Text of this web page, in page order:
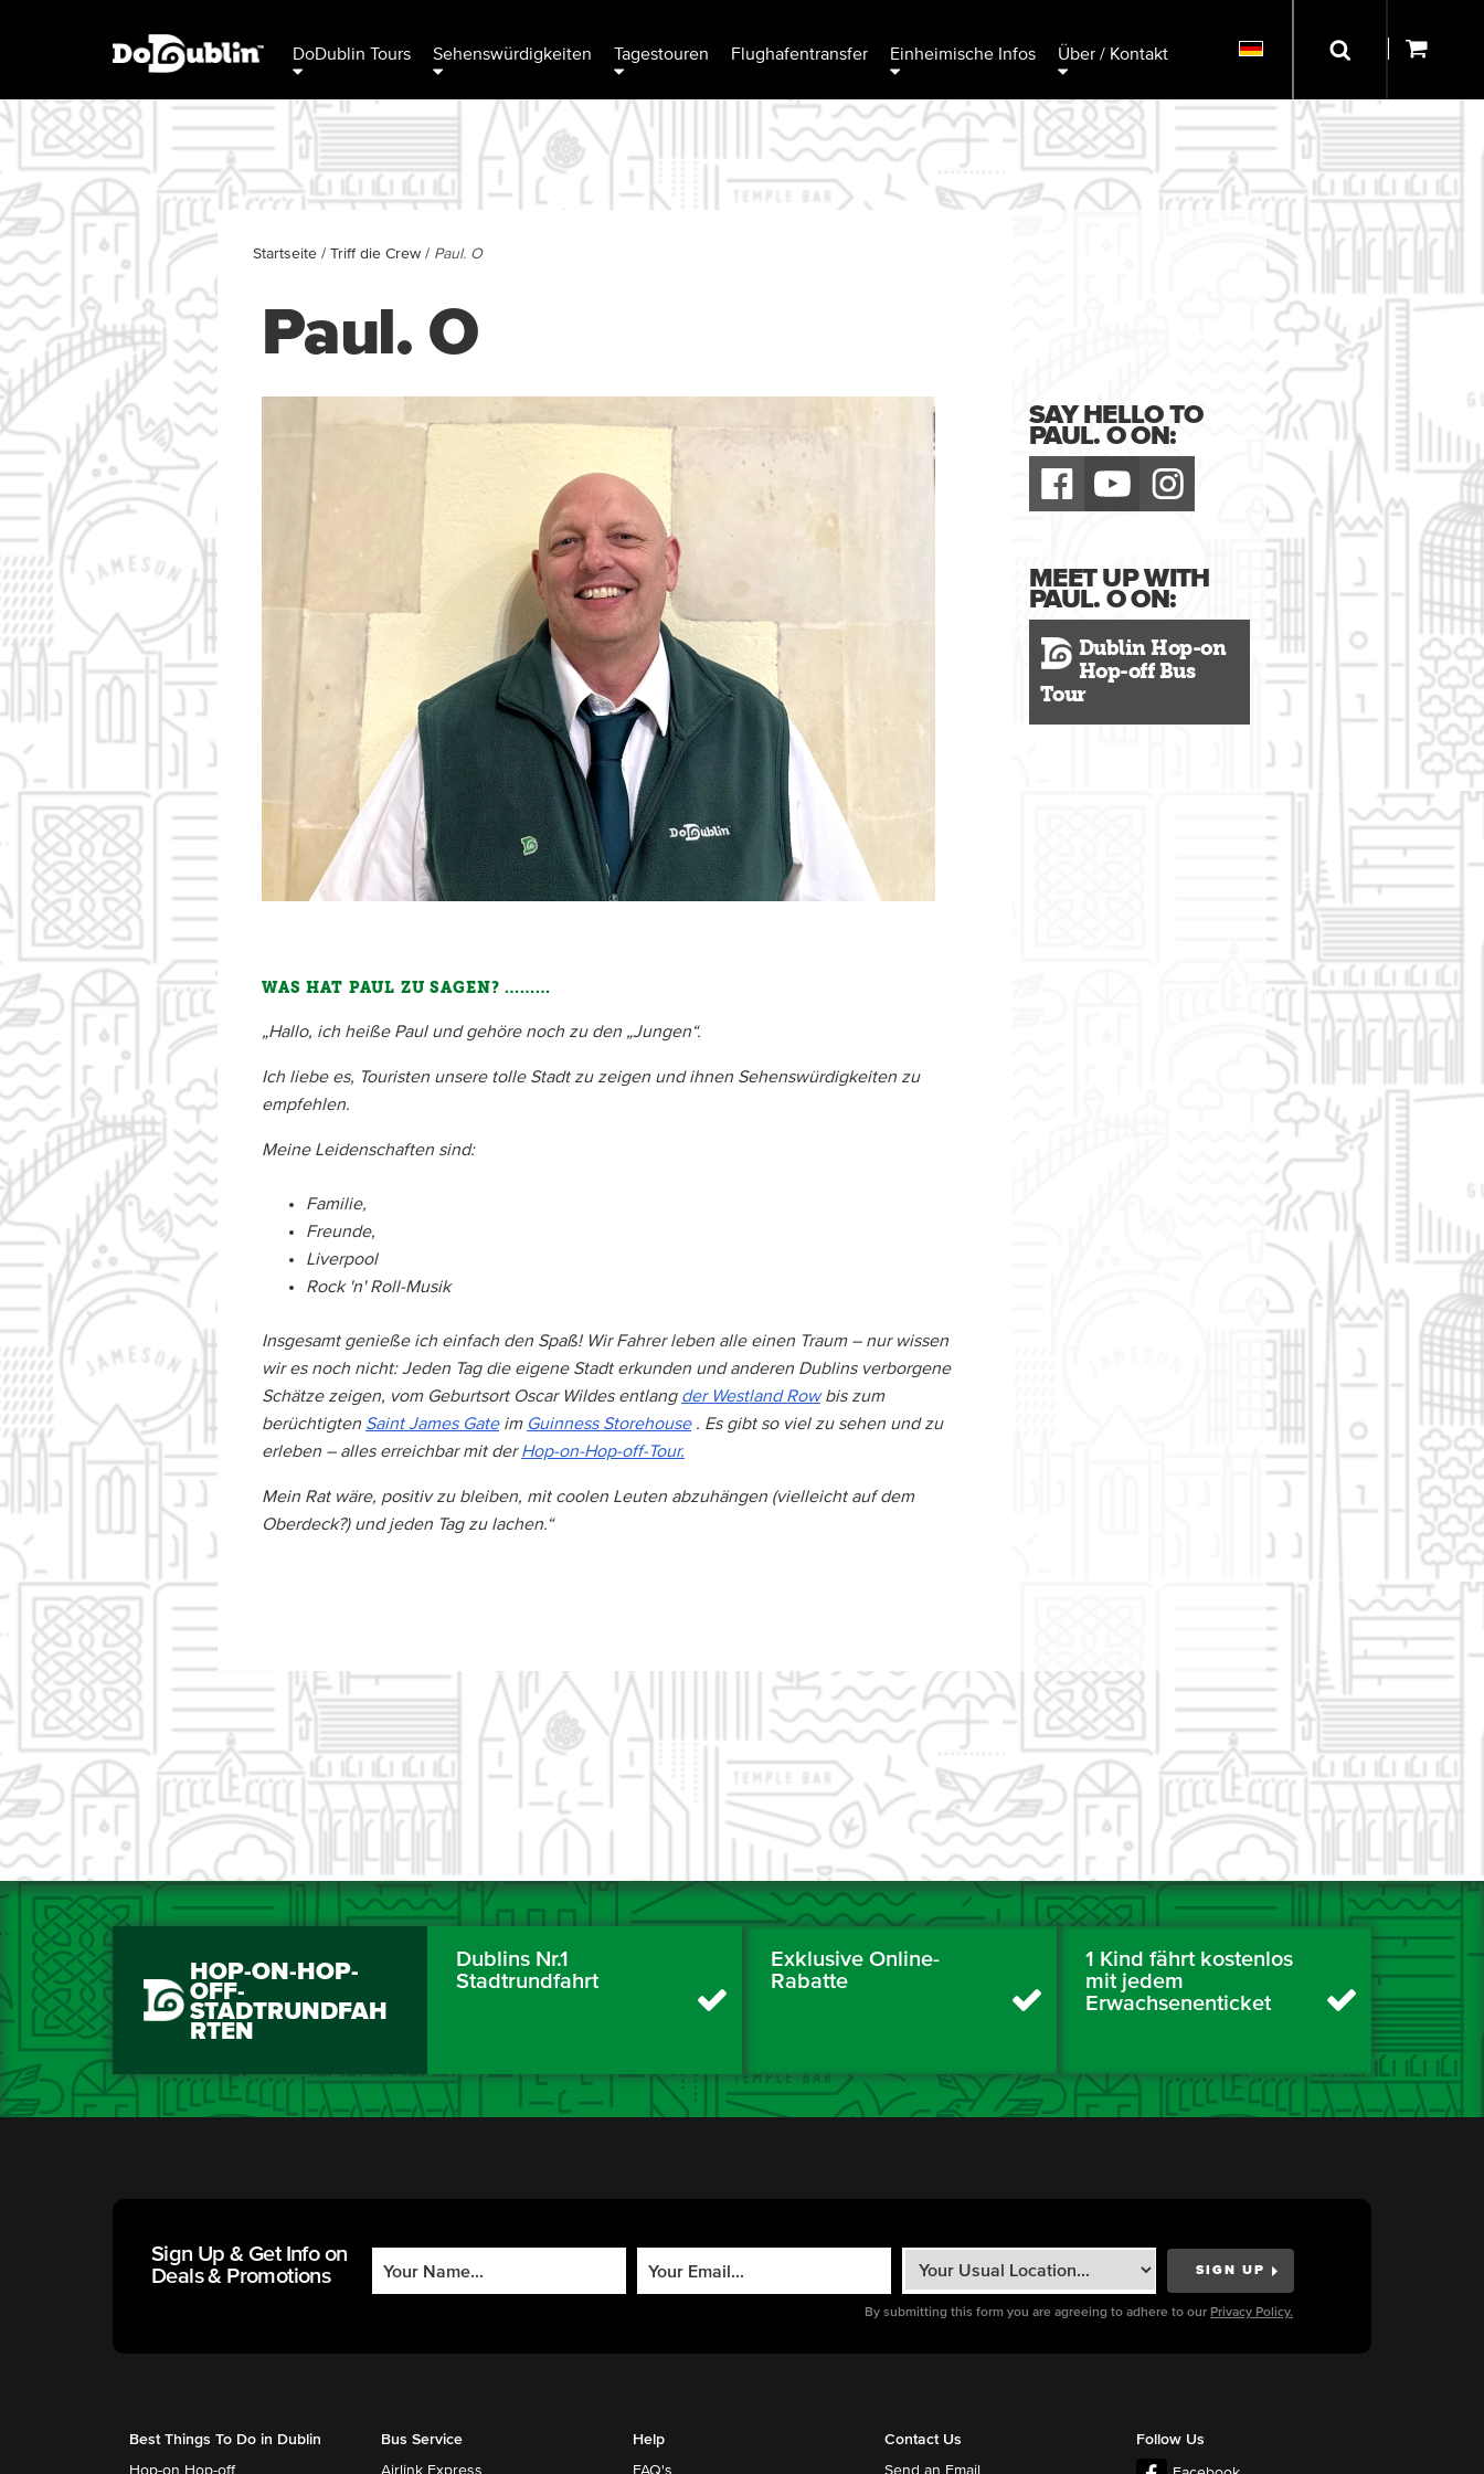
DoDublin Tours Sehenswürdigkeiten Tagestouren Flughafentransfer Einheimische Infos Über / Kontakt
Startseite / Triff die Crew / Paul. O
Paul. O
WAS HAT PAUL ZU SAGEN? ………
„Hallo, ich heiße Paul und gehöre noch zu den „Jungen“.
Ich liebe es, Touristen unsere tolle Stadt zu zeigen und ihnen Sehenswürdigkeiten zu
empfehlen.
Meine Leidenschaften sind:
Familie,
Freunde,
Liverpool
Rock 'n' Roll-Musik
Insgesamt genieße ich einfach den Spaß! Wir Fahrer leben alle einen Traum – nur wissen
wir es noch nicht: Jeden Tag die eigene Stadt erkunden und anderen Dublins verborgene
Schätze zeigen, vom Geburtsort Oscar Wildes entlang der Westland Rowbis zum
berüchtigten Saint James Gateim Guinness Storehouse. Es gibt so viel zu sehen und zu
erleben – alles erreichbar mit derHop-on-Hop-off-Tour.
Mein Rat wäre, positiv zu bleiben, mit coolen Leuten abzuhängen (vielleicht auf dem
Oberdeck?) und jeden Tag zu lachen.“
SAY HELLO TO
PAUL. O ON:
MEET UP WITH
PAUL. O ON:
Dublin Hop-on
Hop-off Bus
Tour
HOP-ON-HOP-
OFF-
STADTRUNDFAH
RTEN
Dublins Nr.1
Stadtrundfahrt
Exklusive Online-
Rabatte
1 Kind fährt kostenlos
mit jedem
Erwachsenenticket
Sign Up & Get Info on
Deals & Promotions
By submitting this form you are agreeing to adhere to our Privacy Policy.
Best Things To Do in Dublin
Hop-on Hop-off
Bus Service
Airlink Express
Help
FAQ's
Contact Us
Send an Email
Follow Us